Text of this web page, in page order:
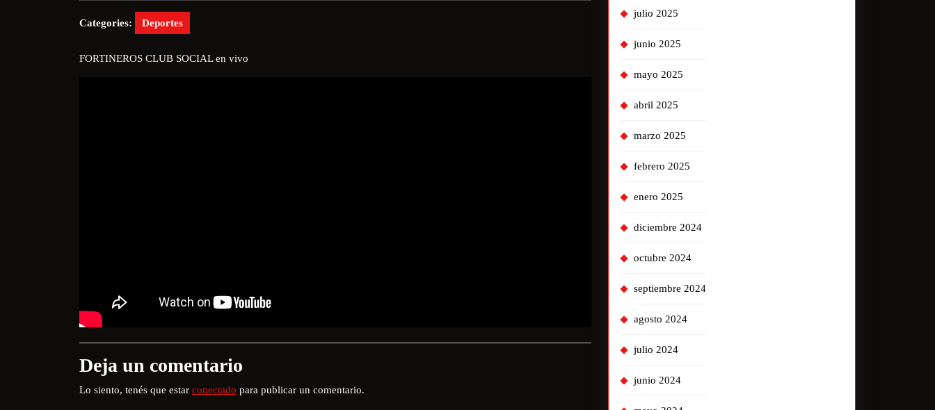
Categories: Deportes
FORTINEROS CLUB SOCIAL en vivo
Deja un comentario
Lo siento, tenés que estar conectado para publicar un comentario.
julio 2025
junio 2025
mayo 2025
abril 2025
marzo 2025
febrero 2025
enero 2025
diciembre 2024
octubre 2024
septiembre 2024
agosto 2024
julio 2024
junio 2024